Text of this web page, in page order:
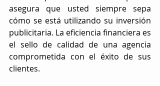
asegura que usted siempre sepa
cómo se está utilizando su inversión
publicitaria. La eficiencia financiera es
el sello de calidad de una agencia
comprometida con el éxito de sus
clientes.